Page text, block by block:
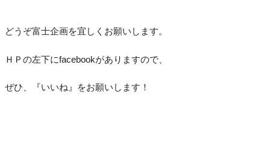
どうぞ富士企画を宜しくお願いします。
ＨＰの左下にfacebookがありますので、
ぜひ、『いいね』をお願いします！